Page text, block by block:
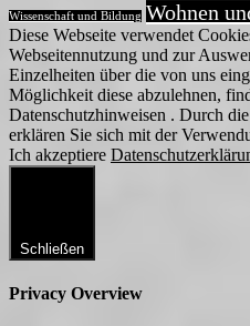
Wissenschaft und Bildung Wohnen
Diese Webseite verwendet
Webseitennutzung und zur
Einzelheiten über die von uns
Möglichkeit diese abzulehnen,
Datenschutzhinweisen . Durch
erklären Sie sich mit der
Ich akzeptiere
Schließen
Privacy Overview